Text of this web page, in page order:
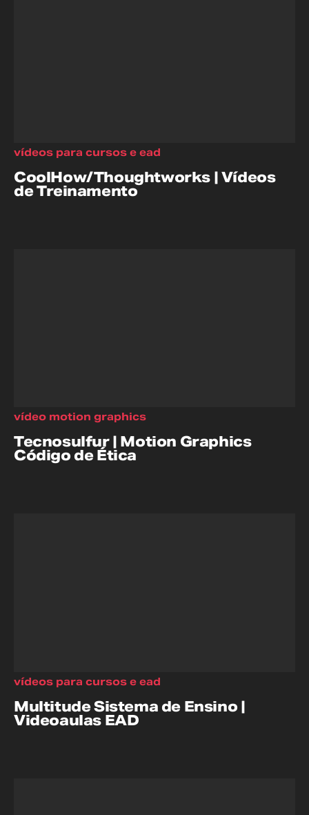
CoolHow/Thoughtworks | Vídeos
de Treinamento
vídeos para cursos e ead
Tecnosulfur | Motion Graphics
Código de Ética
vídeo motion graphics
Multitude Sistema de Ensino |
Videoaulas EAD
vídeos para cursos e ead